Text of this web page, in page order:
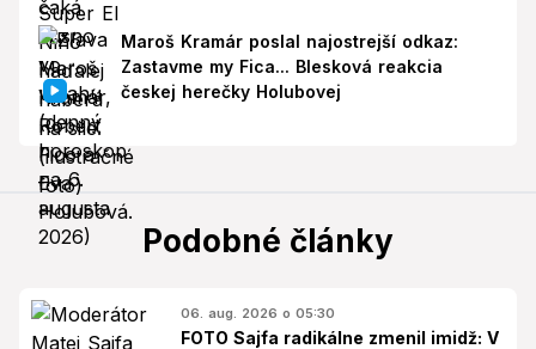
Maroš Kramár poslal najostrejší odkaz:
Zastavme my Fica... Blesková reakcia
českej herečky Holubovej
Podobné články
06. aug. 2026 o 05:30
FOTO Sajfa radikálne zmenil imidž: V